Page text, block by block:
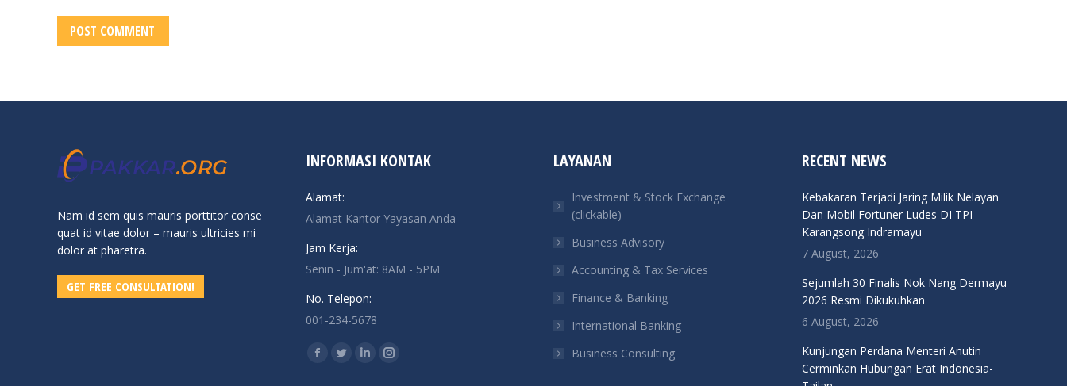
POST COMMENT
Nam id sem quis mauris porttitor conse
quat id vitae dolor – mauris ultricies mi
dolor at pharetra.
GET FREE CONSULTATION!
INFORMASI KONTAK
Alamat:
Alamat Kantor Yayasan Anda
Jam Kerja:
Senin - Jum'at: 8AM - 5PM
No. Telepon:
001-234-5678
Find us on:
Facebook
TwitterLinkedinInstagram
LAYANAN
Investment & Stock Exchange
(clickable)
Business Advisory
Accounting & Tax Services
Finance & Banking
International Banking
Business Consulting
RECENT NEWS
Kebakaran Terjadi Jaring Milik Nelayan
Dan Mobil Fortuner Ludes DI TPI
Karangsong Indramayu
7 August, 2026
Sejumlah 30 Finalis Nok Nang Dermayu
2026 Resmi Dikukuhkan
6 August, 2026
Kunjungan Perdana Menteri Anutin
Cerminkan Hubungan Erat Indonesia-